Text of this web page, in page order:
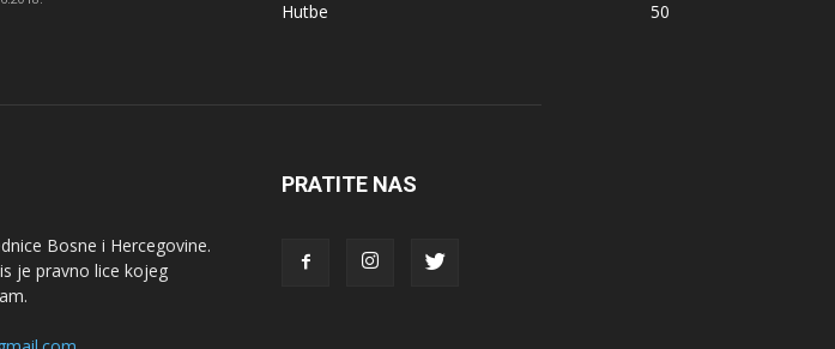
Hutbe
50
Bosne i Hercegovine.
je pravno lice kojeg
PRATITE NAS